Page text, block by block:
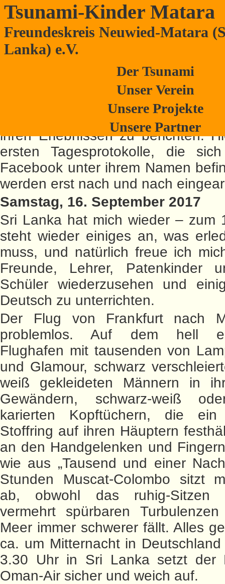
Tsunami-Kinder Matara
Freundeskreis Neuwied-Matara
Lanka) e.V.
Der Tsunami
Unser Verein
Unsere Projekte
Unsere Partner
Tagebuch – Sri Lanka – September/
Unsere 2. Vorsitzende
mittlerweile in Sri Lanka
versucht, regelmäßig von ihrem
ihren Erlebnissen zu berichten.
ersten Tagesprotokolle, die
Facebook unter ihrem Namen
werden erst nach und nach
Samstag, 16. September 2017
Sri Lanka hat mich wieder – zum
steht wieder einiges an, was
muss, und natürlich freue ich
Freunde, Lehrer, Patenkinder
Schüler wiederzusehen und
Deutsch zu unterrichten.
Der Flug von Frankfurt nach
problemlos. Auf dem hell
Flughafen mit tausenden von
und Glamour, schwarz
weiß gekleideten Männern in
Gewändern, schwarz-weiß
karierten Kopftüchern, die ein
Stoffring auf ihren Häuptern
an den Handgelenken und
wie aus „Tausend und einer
Stunden Muscat-Colombo sitzt
ab, obwohl das ruhig-Sitzen
vermehrt spürbaren
Meer immer schwerer fällt. Alles
ca. um Mitternacht in
3.30 Uhr in Sri Lanka setzt der
Oman-Air sicher und weich auf.